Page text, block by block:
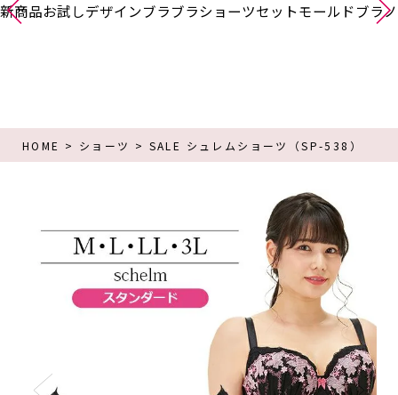
新商品お試しデザインブラブラショーツセットモールドブラ
HOME ショーツ SALE シュレムショーツ（SP-538）